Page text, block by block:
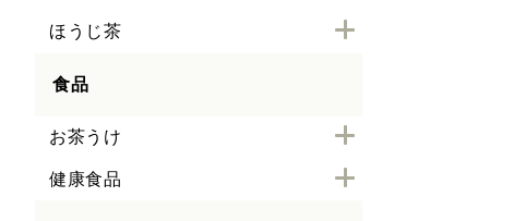
ほうじ茶
食品
お茶うけ
健康食品